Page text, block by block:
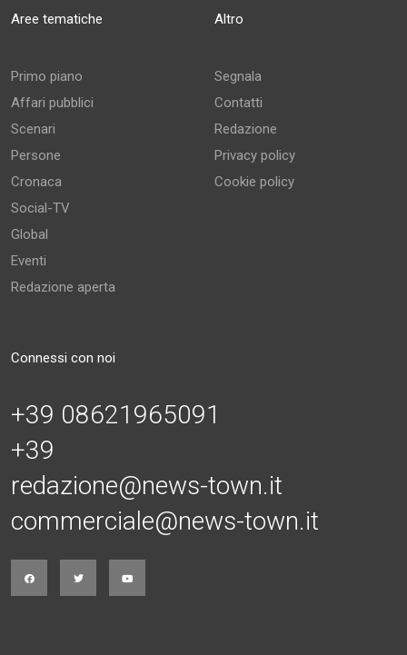
Aree tematiche
Primo piano
Affari pubblici
Scenari
Persone
Cronaca
Social-TV
Global
Eventi
Redazione aperta
Altro
Segnala
Contatti
Redazione
Privacy policy
Cookie policy
Connessi con noi
+39 08621965091
+39
redazione@news-town.it
commerciale@news-town.it